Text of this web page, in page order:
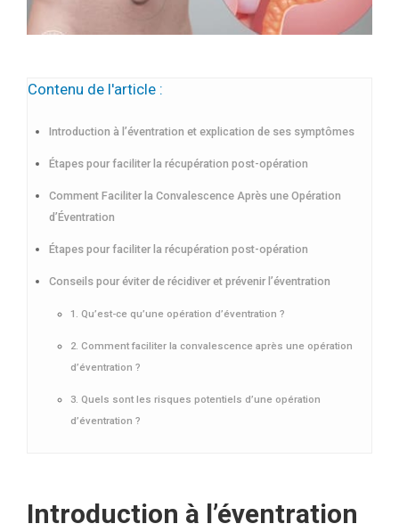
Contenu de l'article :
Introduction à l’éventration et explication de ses symptômes
Étapes pour faciliter la récupération post-opération
Comment Faciliter la Convalescence Après une Opération
d’Éventration
Étapes pour faciliter la récupération post-opération
Conseils pour éviter de récidiver et prévenir l’éventration
1. Qu’est-ce qu’une opération d’éventration ?
2. Comment faciliter la convalescence après une opération
d’éventration ?
3. Quels sont les risques potentiels d’une opération
d’éventration ?
Introduction à l’éventration